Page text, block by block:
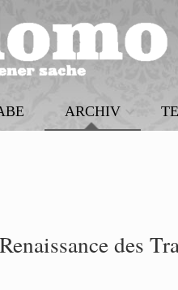
ARCHIV
Renaissance des